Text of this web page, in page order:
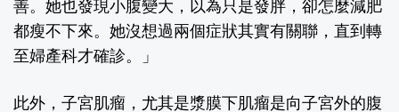
善。她也發現小腹變大，以為只是發胖，卻怎麼減肥
都瘦不下來。她沒想過兩個症狀其實有關聯，直到轉
至婦產科才確診。」
此外，子宮肌瘤，尤其是漿膜下肌瘤是向子宮外的腹